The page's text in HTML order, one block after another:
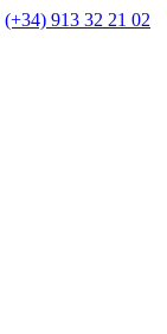
(+34) 913 32 21 02